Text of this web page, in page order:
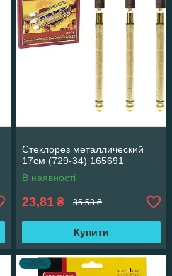
Стеклорез металлический
17см (729-34) 165691
В наявності
23,81 ₴ 35,53 ₴
Купити
–20%